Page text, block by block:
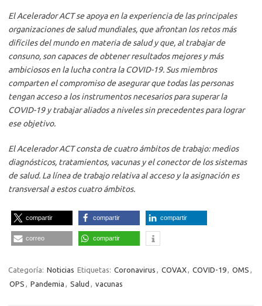
El Acelerador ACT se apoya en la experiencia de las principales
organizaciones de salud mundiales, que afrontan los retos más
difíciles del mundo en materia de salud y que, al trabajar de
consuno, son capaces de obtener resultados mejores y más
ambiciosos en la lucha contra la COVID-19. Sus miembros
comparten el compromiso de asegurar que todas las personas
tengan acceso a los instrumentos necesarios para superar la
COVID-19 y trabajar aliados a niveles sin precedentes para lograr
ese objetivo.
El Acelerador ACT consta de cuatro ámbitos de trabajo: medios
diagnósticos, tratamientos, vacunas y el conector de los sistemas
de salud. La línea de trabajo relativa al acceso y la asignación es
transversal a estos cuatro ámbitos.
compartir compartir compartir
correo compartir
Categoría: Noticias Etiquetas: Coronavirus , COVAX, COVID-19, OMS ,
OPS , Pandemia , Salud , vacunas